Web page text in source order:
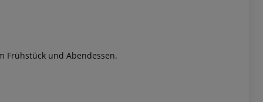
Frühstück und Abendessen.